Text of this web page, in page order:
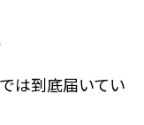
は到底届いてい